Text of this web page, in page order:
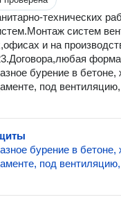
технических
систем
и на
бурение в бетоне,
под
бурение в бетоне,
под